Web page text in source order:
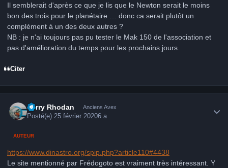
Il semblerait d'après ce que je lis que le Newton serait le moins
bon des trois pour le planétaire … donc ca serait plutôt un
complément à un des deux autres ?
NB : je n'ai toujours pas pu tester le Mak 150 de l'association et
pas d'amélioration du temps pour les prochains jours.
Citer
Perry Rhodan Anciens Avex
Posté(e)25 février 20206 a
AUTEUR
https://www.dinastro.org/spip.php?article110#4438
Le site mentionné par Frédogoto est vraiment très intéressant. Y